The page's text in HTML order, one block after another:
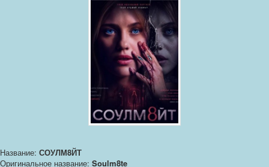
Название: СОУЛМ8ЙТ
Оригинальное название: Soulm8te